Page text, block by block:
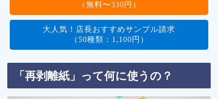
（無料〜330円）
大人気！店長おすすめサンプル請求
（50種類：1,100円）
「再剥離紙」って何に使うの？